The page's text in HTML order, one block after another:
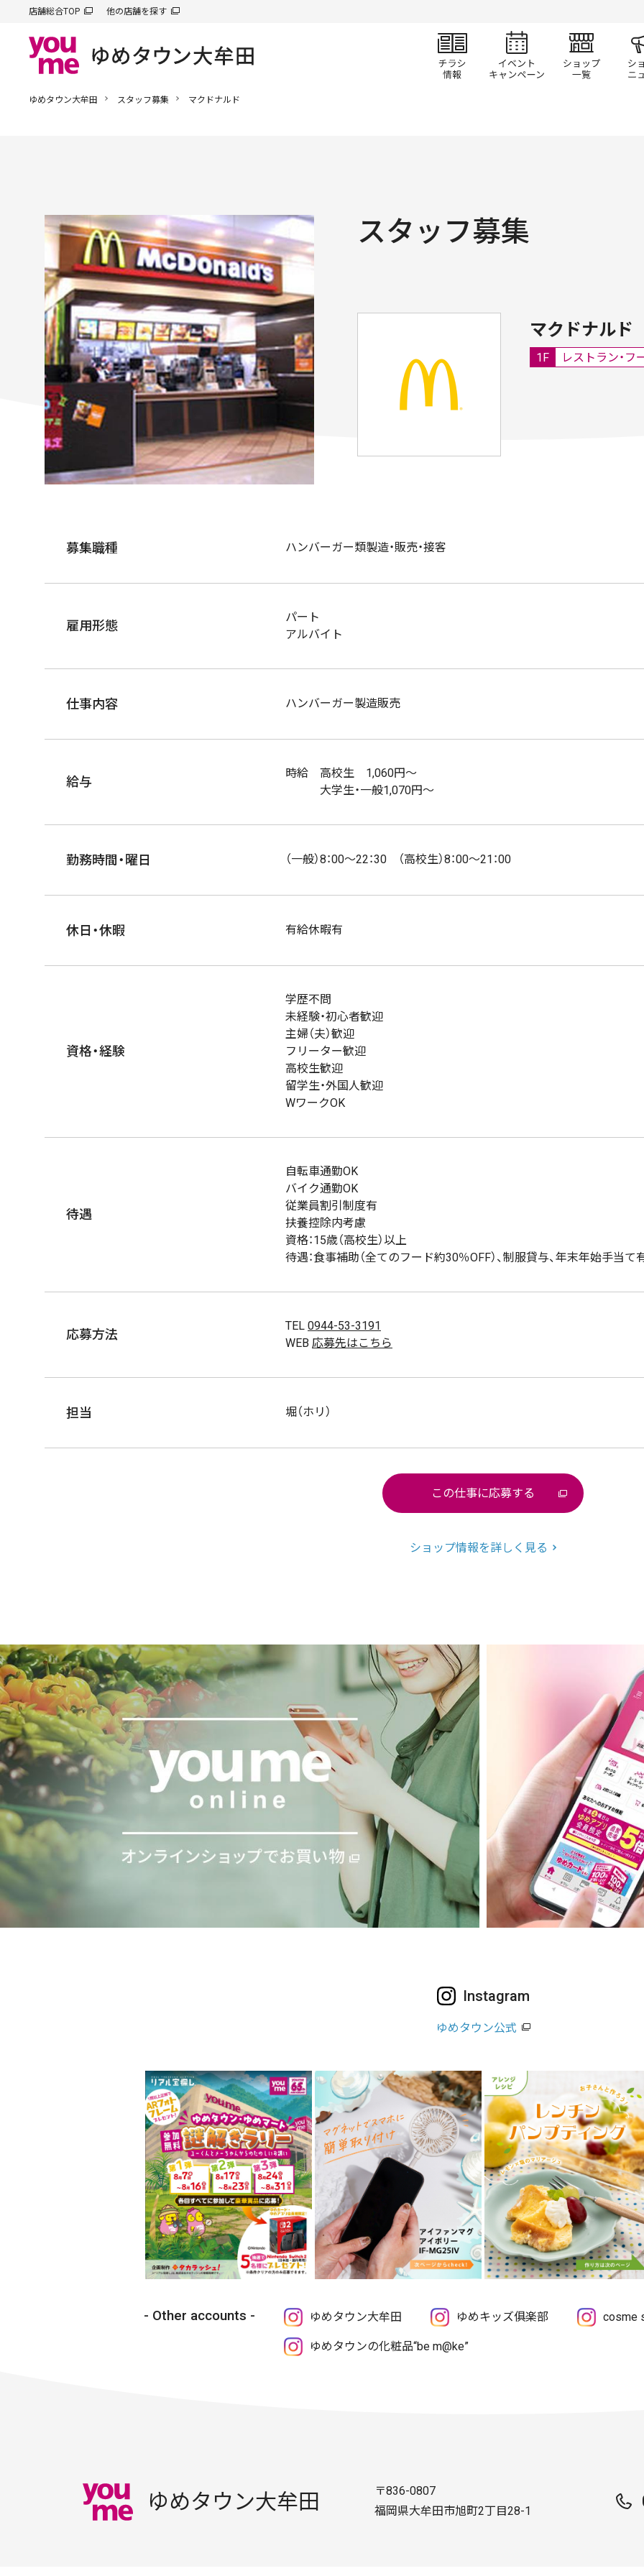
店舗総合TOP 他の店舗を探す
チラシ情報 イベント/キャン
ショ
ゆめタウン大牟田 スタッフ募集 マクドナルド
スタッフ募集
マクドナルド
1F レストラン・フ
募集職種 ハンバーガー類製造・販売・接客
雇用形態
パート
アルバイト
仕事内容 ハンバーガー製造販売
給与
時給 高校生 1,060円～
大学生・一般1,070円～
勤務時間・曜日 （一般）8：00～22：30 （高校生）8：00～21：00
休日・休暇 有給休暇有
資格・経験
学歴不問
未経験・初心者歓迎
主婦（夫）歓迎
フリーター歓迎
高校生歓迎
留学生・外国人歓迎
WワークOK
待遇
自転車通勤OK
バイク通勤OK
従業員割引制度有
扶養控除内考慮
資格：15歳（高校生）以上
待遇：食事補助（全てのフード約30％OFF）、制服貸与、年末年始手当て
応募方法
TEL 0944-53-3191
WEB 応募先はこちら
担当 堀（ホリ）
この仕事に応募する
ショップ情報を詳しく見る
Instagram
ゆめタウン公式
Other accounts ゆめタウン大牟田 ゆめキッズ俱楽部 cosme
ゆめタウンの化粧品“be m@ke”
ゆめタウン大牟田
〒836-0807
福岡県大牟田市旭町2丁目28-1